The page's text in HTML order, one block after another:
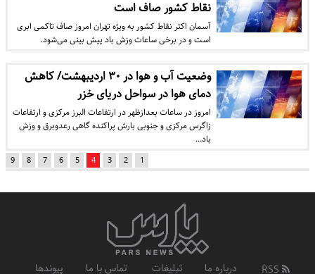
نقاط کشور صاف است
آسمان اکثر نقاط کشور به ویژه تهران امروز صاف تاکمی ابری
است و در برخی ساعات وزش باد پیش بینی می‌شود.
وضعیت آب و هوا در ۳۰ اردیبهشت/ کاهش
دمای هوا در سواحل دریای خزر
امروز در ساعات بعدازظهر در ارتفاعات البرز مرکزی و ارتفاعات
زاگرس مرکزی و جنوبی بارش پراکنده گاهی رعدوبرق و وزش
باد…
1
2
3
4
5
6
7
8
9
درباره ما تبلیغات تماس با ما پیوندها